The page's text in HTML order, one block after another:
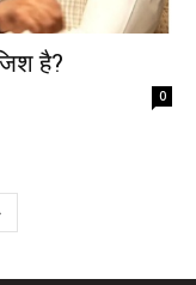
है?
0